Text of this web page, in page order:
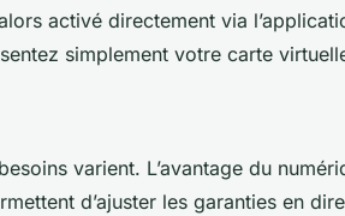
activé directement via
simplement votre carte
varient. L’avantage du
d’ajuster les garanties en